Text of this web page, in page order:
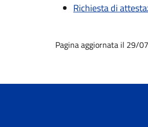
Richiesta di
Pagina aggiornata il 29/